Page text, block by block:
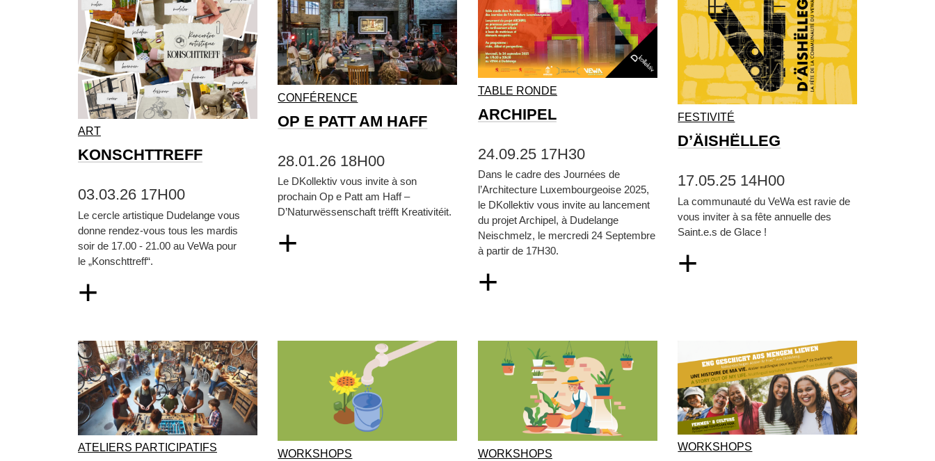
ART
KONSCHTTREFF
03.03.26 17H00
Le cercle artistique Dudelange vous
donne rendez-vous tous les mardis
soir de 17.00 - 21.00 au VeWa pour
le „Konschttreff“.
+
CONFÉRENCE
OP E PATT AM HAFF
28.01.26 18H00
Le DKollektiv vous invite à son
prochain Op e Patt am Haff –
D’Naturwëssenschaft trëfft Kreativitéit.
+
TABLE RONDE
ARCHIPEL
24.09.25 17H30
Dans le cadre des Journées de
l’Architecture Luxembourgeoise 2025,
le DKollektiv vous invite au lancement
du projet Archipel, à Dudelange
Neischmelz, le mercredi 24 Septembre
à partir de 17H30.
+
FESTIVITÉ
D’ÄISHËLLEG
17.05.25 14H00
La communauté du VeWa est ravie de
vous inviter à sa fête annuelle des
Saint.e.s de Glace !
+
ATELIERS PARTICIPATIFS
WORKSHOPS WORKSHOPS
WORKSHOPS